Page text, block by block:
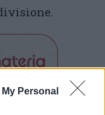
Personal